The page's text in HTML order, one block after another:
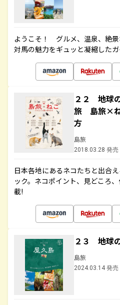
ようこそ！ グルメ、温泉、絶
対馬の魅力をギュッと凝縮した
２２ 地球
旅 島旅×
方
島旅
2018.03.28 発売
日本各地にあるネコたちと出合
ック。ネコポイント、見どころ
載!
２３ 地球
島旅
2024.03.14 発売